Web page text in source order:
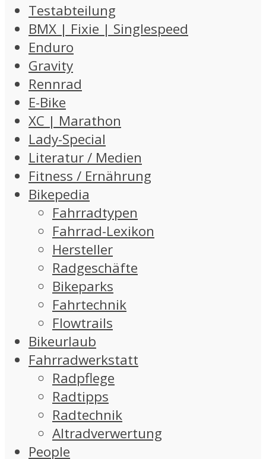
Testabteilung
BMX | Fixie | Singlespeed
Enduro
Gravity
Rennrad
E-Bike
XC | Marathon
Lady-Special
Literatur / Medien
Fitness / Ernährung
Bikepedia
Fahrradtypen
Fahrrad-Lexikon
Hersteller
Radgeschäfte
Bikeparks
Fahrtechnik
Flowtrails
Bikeurlaub
Fahrradwerkstatt
Radpflege
Radtipps
Radtechnik
Altradverwertung
People